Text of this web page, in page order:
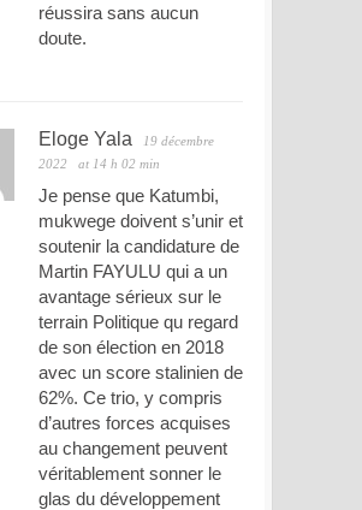
réussira sans aucun
doute.
Eloge Yala
19 décembre
2022
at 14 h 02 min
Je pense que Katumbi,
mukwege doivent s’unir et
soutenir la candidature de
Martin FAYULU qui a un
avantage sérieux sur le
terrain Politique qu regard
de son élection en 2018
avec un score stalinien de
62%. Ce trio, y compris
d’autres forces acquises
au changement peuvent
véritablement sonner le
glas du développement